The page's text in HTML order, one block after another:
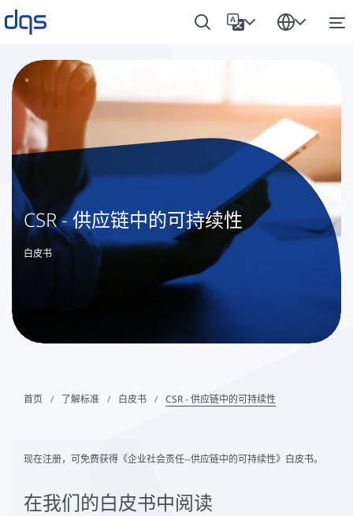
CSR - 供应链中的可持续性
白皮书
首页 了解标准 白皮书 CSR - 供应链中的可持续性
现在注册，可免费获得《企业社会责任--供应链中的可持续性》白皮书。
在我们的白皮书中阅读